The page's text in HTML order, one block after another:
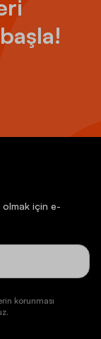
için e-
korunması